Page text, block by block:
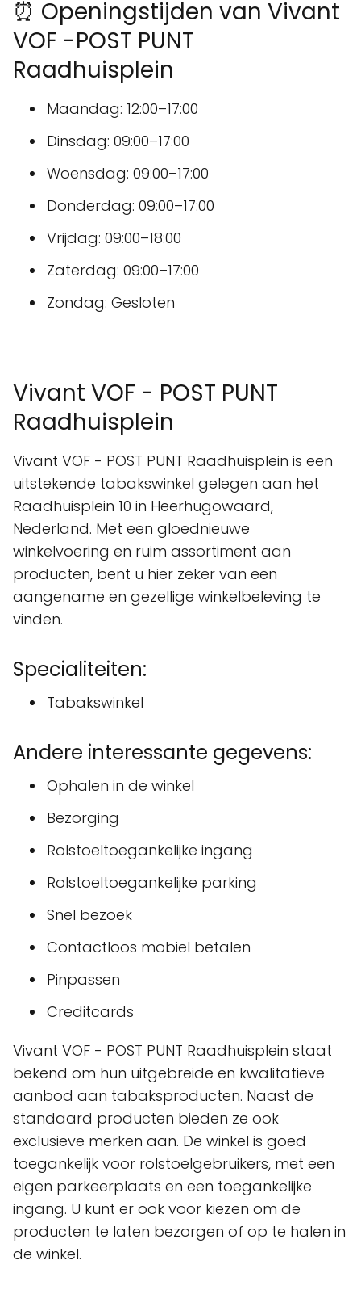
⏰ Openingstijden van Vivant
VOF -POST PUNT
Raadhuisplein
Maandag: 12:00–17:00
Dinsdag: 09:00–17:00
Woensdag: 09:00–17:00
Donderdag: 09:00–17:00
Vrijdag: 09:00–18:00
Zaterdag: 09:00–17:00
Zondag: Gesloten
Vivant VOF - POST PUNT
Raadhuisplein
Vivant VOF - POST PUNT Raadhuisplein is een
uitstekende tabakswinkel gelegen aan het
Raadhuisplein 10 in Heerhugowaard,
Nederland. Met een gloednieuwe
winkelvoering en ruim assortiment aan
producten, bent u hier zeker van een
aangename en gezellige winkelbeleving te
vinden.
Specialiteiten:
Tabakswinkel
Andere interessante gegevens:
Ophalen in de winkel
Bezorging
Rolstoeltoegankelijke ingang
Rolstoeltoegankelijke parking
Snel bezoek
Contactloos mobiel betalen
Pinpassen
Creditcards
Vivant VOF - POST PUNT Raadhuisplein staat
bekend om hun uitgebreide en kwalitatieve
aanbod aan tabaksproducten. Naast de
standaard producten bieden ze ook
exclusieve merken aan. De winkel is goed
toegankelijk voor rolstoelgebruikers, met een
eigen parkeerplaats en een toegankelijke
ingang. U kunt er ook voor kiezen om de
producten te laten bezorgen of op te halen in
de winkel.